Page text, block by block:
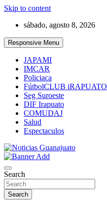
Skip to content
sábado, agosto 8, 2026
Responsive Menu
JAPAMI
IMCAR
Policiaca
FútbolCLUB iRAPUATO
Seg Suroeste
DIF Irapuato
COMUDAJ
Salud
Espectaculos
Noticias Guanajuato
Search
Search